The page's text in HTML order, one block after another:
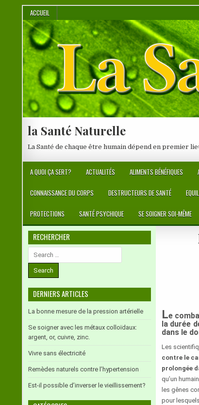
ACCUEIL
la Santé Naturelle
La Santé de chaque être humain dépend en premier
A QUOI ÇA SERT? ACTUALITÉS ALIMENTS BÉNÉFIQUES
CONNAISSANCE DU CORPS DESTRUCTEURS DE SANTÉ
PROTECTIONS SANTÉ PSYCHIQUE SE SOIGNER SOI-MÊME
Le
la durée
dans le
Les
contre le
prolongée
qu’un
les gênes
pour
RECHERCHER
Search
for:
DERNIERS ARTICLES
La bonne mesure de la pression artérielle
Se soigner avec les métaux colloïdaux:
argent, or, cuivre, zinc.
Vivre sans électricité
Remèdes naturels contre l’hypertension
Est-il possible d’inverser le vieillissement?